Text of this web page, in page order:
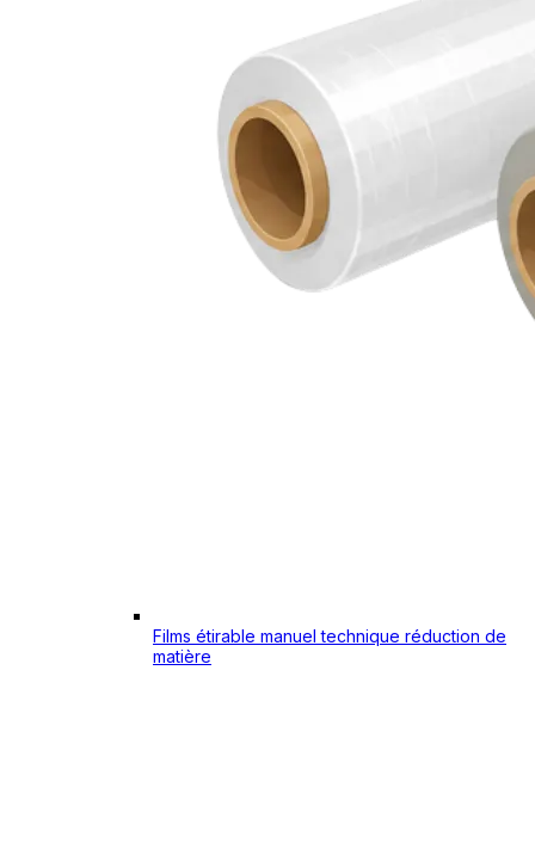
Films étirable manuel technique réduction de
matière